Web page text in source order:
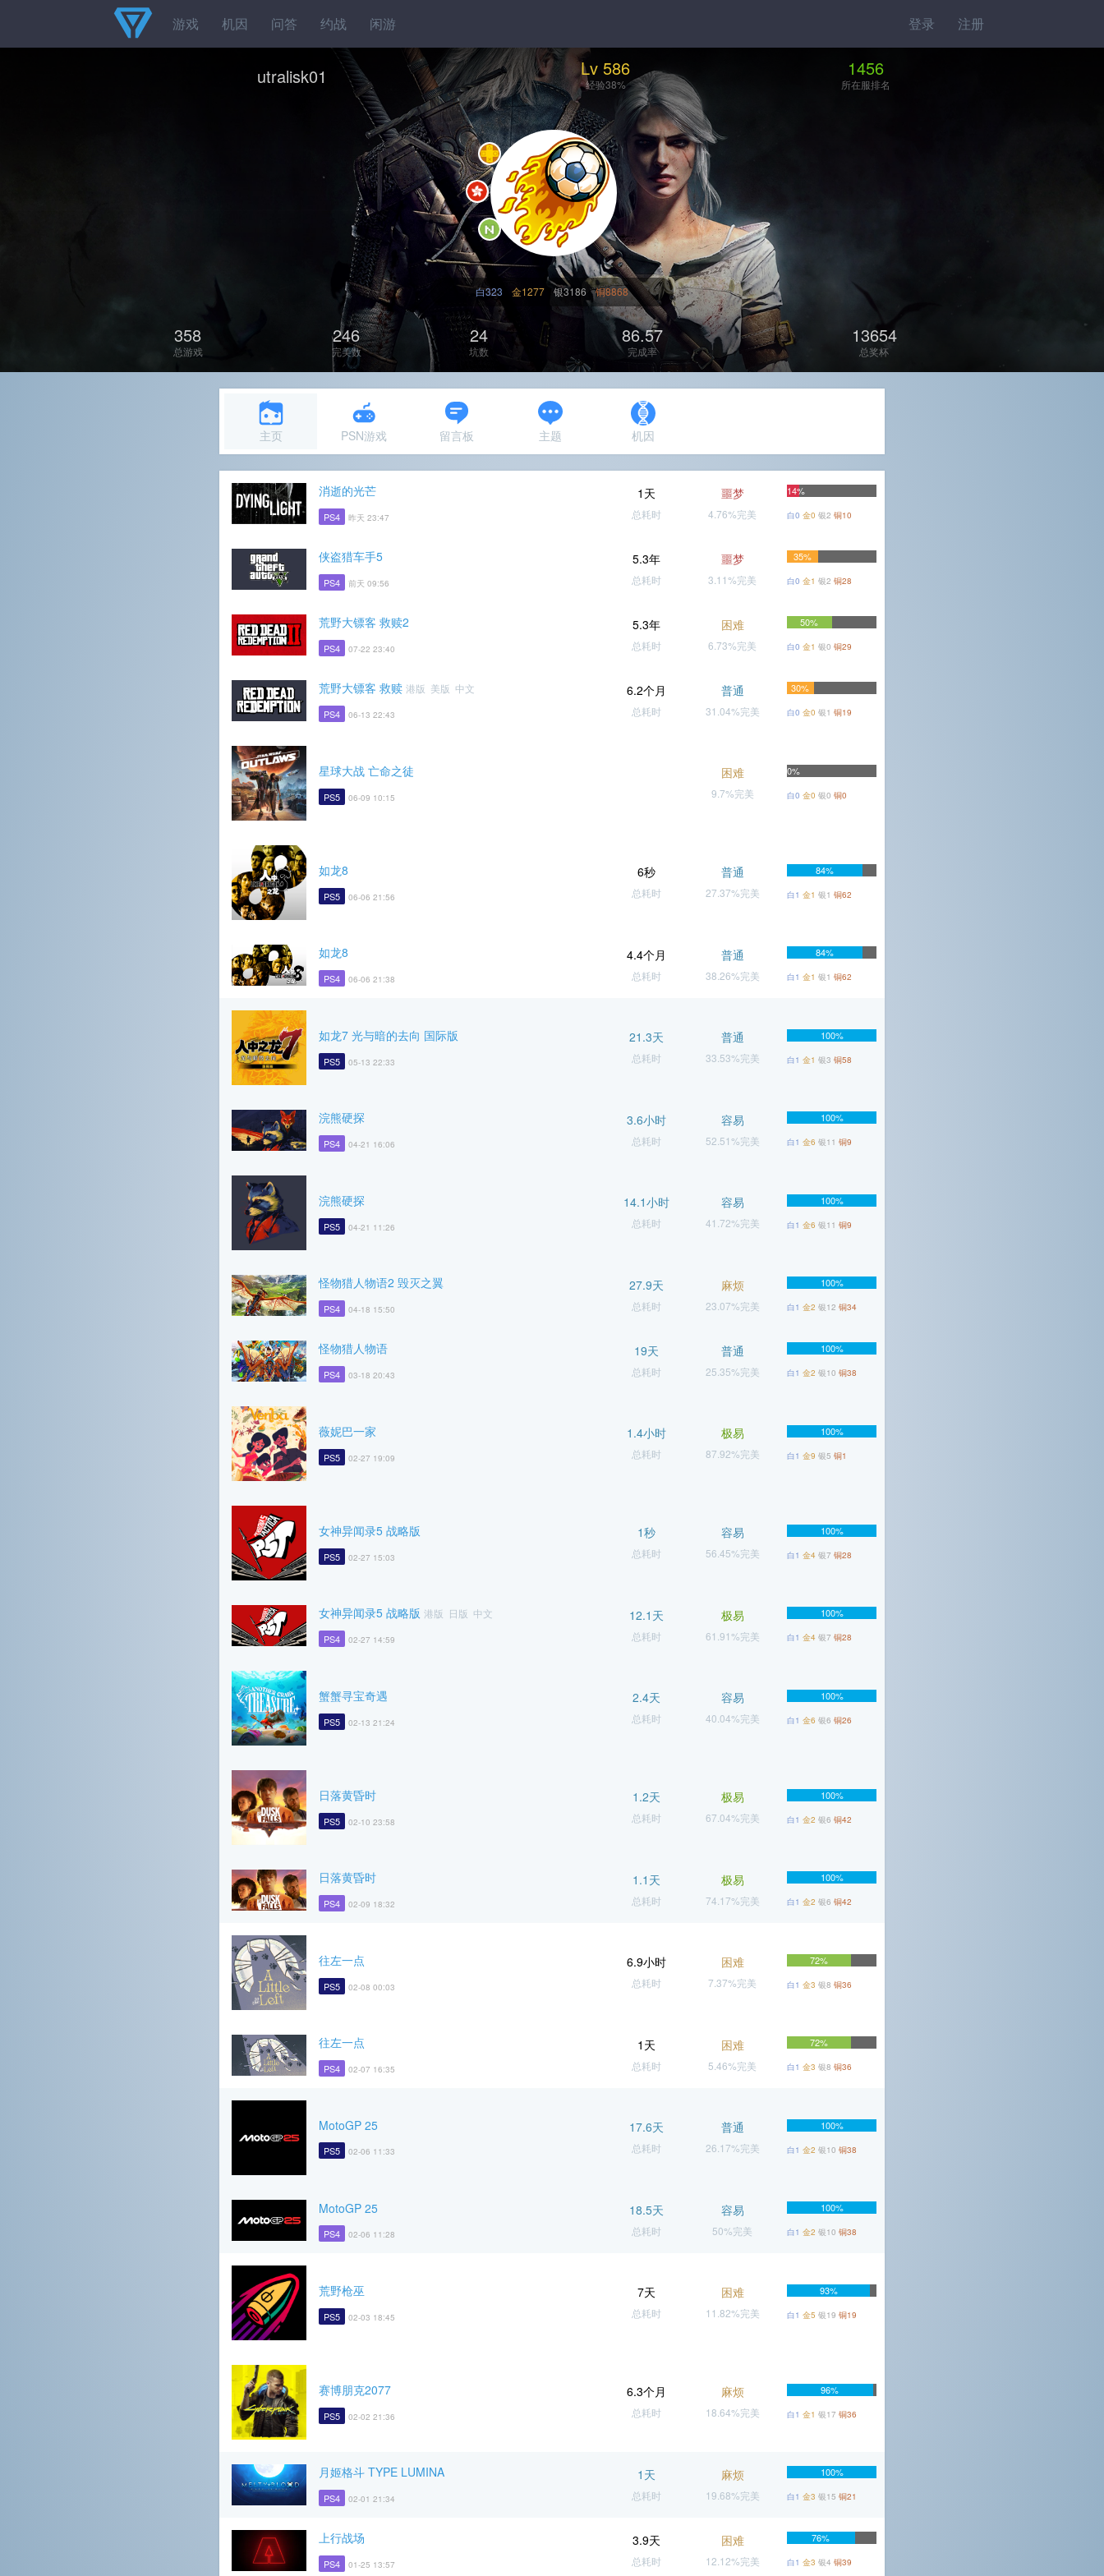
登录 注册
游戏 机因 问答 约战 闲游
utralisk01 Lv 586
经验38%
1456
所在服排名
白323 金1277 银3186 铜8868
358
总游戏
246
完美数
24
坑数
86.57
完成率
13654
总奖杯
主页 PSN游戏 留言板 主题 机因
消逝的光芒
PS4 昨天 23:47
1天
总耗时
噩梦
4.76%完美
14%
白0 金0 银2 铜10
侠盗猎车手5
PS4 前天 09:56
5.3年
总耗时
噩梦
3.11%完美
35%
白0 金1 银2 铜28
荒野大镖客 救赎2
PS4 07-22 23:40
5.3年
总耗时
困难
6.73%完美
50%
白0 金1 银0 铜29
荒野大镖客 救赎 港版 美版 中文
PS4 06-13 22:43
6.2个月
总耗时
普通
31.04%完美
30%
白0 金0 银1 铜19
星球大战 亡命之徒
PS5 06-09 10:15
困难
9.7%完美
0%
白0 金0 银0 铜0
如龙8
PS5 06-06 21:56
6秒
总耗时
普通
27.37%完美
84%
白1 金1 银1 铜62
如龙8
PS4 06-06 21:38
4.4个月
总耗时
普通
38.26%完美
84%
白1 金1 银1 铜62
如龙7 光与暗的去向 国际版
PS5 05-13 22:33
21.3天
总耗时
普通
33.53%完美
100%
白1 金1 银3 铜58
浣熊硬探
PS4 04-21 16:06
3.6小时
总耗时
容易
52.51%完美
100%
白1 金6 银11 铜9
浣熊硬探
PS5 04-21 11:26
14.1小时
总耗时
容易
41.72%完美
100%
白1 金6 银11 铜9
怪物猎人物语2 毁灭之翼
PS4 04-18 15:50
27.9天
总耗时
麻烦
23.07%完美
100%
白1 金2 银12 铜34
怪物猎人物语
PS4 03-18 20:43
19天
总耗时
普通
25.35%完美
100%
白1 金2 银10 铜38
薇妮巴一家
PS5 02-27 19:09
1.4小时
总耗时
极易
87.92%完美
100%
白1 金9 银5 铜1
女神异闻录5 战略版
PS5 02-27 15:03
1秒
总耗时
容易
56.45%完美
100%
白1 金4 银7 铜28
女神异闻录5 战略版 港版 日版 中文
PS4 02-27 14:59
12.1天
总耗时
极易
61.91%完美
100%
白1 金4 银7 铜28
蟹蟹寻宝奇遇
PS5 02-13 21:24
2.4天
总耗时
容易
40.04%完美
100%
白1 金6 银6 铜26
日落黄昏时
PS5 02-10 23:58
1.2天
总耗时
极易
67.04%完美
100%
白1 金2 银6 铜42
日落黄昏时
PS4 02-09 18:32
1.1天
总耗时
极易
74.17%完美
100%
白1 金2 银6 铜42
往左一点
PS5 02-08 00:03
6.9小时
总耗时
困难
7.37%完美
72%
白1 金3 银8 铜36
往左一点
PS4 02-07 16:35
1天
总耗时
困难
5.46%完美
72%
白1 金3 银8 铜36
MotoGP 25
PS5 02-06 11:33
17.6天
总耗时
普通
26.17%完美
100%
白1 金2 银10 铜38
MotoGP 25
PS4 02-06 11:28
18.5天
总耗时
容易
50%完美
100%
白1 金2 银10 铜38
荒野枪巫
PS5 02-03 18:45
7天
总耗时
困难
11.82%完美
93%
白1 金5 银19 铜19
赛博朋克2077
PS5 02-02 21:36
6.3个月
总耗时
麻烦
18.64%完美
96%
白1 金1 银17 铜36
月姬格斗 TYPE LUMINA
PS4 02-01 21:34
1天
总耗时
麻烦
19.68%完美
100%
白1 金3 银15 铜21
上行战场
PS4 01-25 13:57
3.9天
总耗时
困难
12.12%完美
76%
白1 金3 银4 铜39